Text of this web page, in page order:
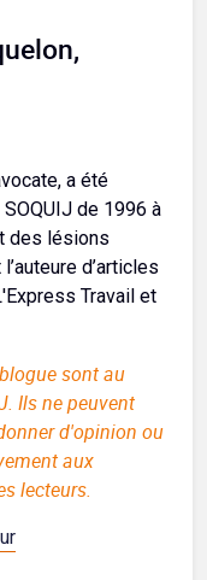
a été
de 1996 à
des lésions
d’articles
Travail et
sont au
Ils ne peuvent
d'opinion ou
aux
lecteurs.